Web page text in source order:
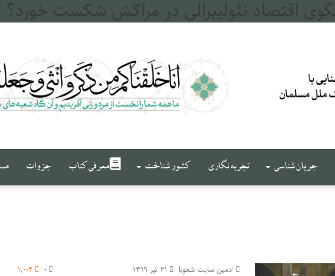
جریان شناسی تجربه نگاری کشور شناخت معرفی کتاب جزوات
ادمین سایت شعوبا ۳۱ تیر ۱۳۹۹ ۰ ۱,۰۰۴